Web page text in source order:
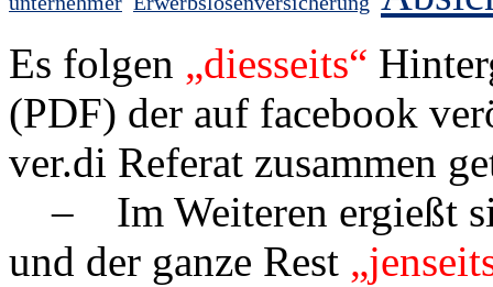
Es folgen „dies­seits“
(PDF) der auf face­book
ver.di Referat zusammen
– Im Weiteren ergießt
und der ganze Rest